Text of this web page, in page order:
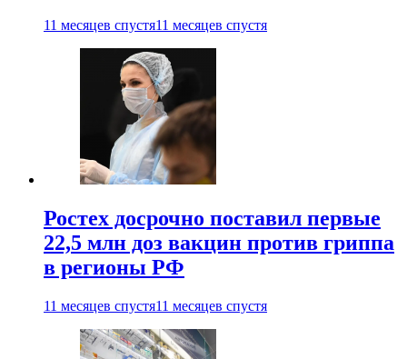
11 месяцев спустя11 месяцев спустя
Ростех досрочно поставил первые
22,5 млн доз вакцин против гриппа
в регионы РФ
11 месяцев спустя11 месяцев спустя